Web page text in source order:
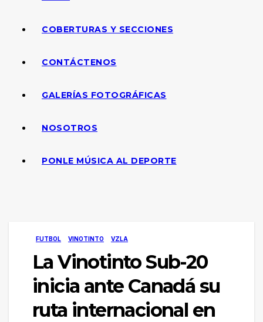
COBERTURAS Y SECCIONES
CONTÁCTENOS
GALERÍAS FOTOGRÁFICAS
NOSOTROS
PONLE MÚSICA AL DEPORTE
FUTBOL VINOTINTO VZLA
La Vinotinto Sub-20
inicia ante Canadá su
ruta internacional en